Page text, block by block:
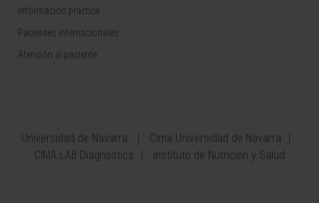
Información práctica
Pacientes internacionales
Atención al paciente
Universidad de Navarra
Cima Universidad de Navarra
CIMA LAB Diagnostics
Instituto de Nutrición y Salud